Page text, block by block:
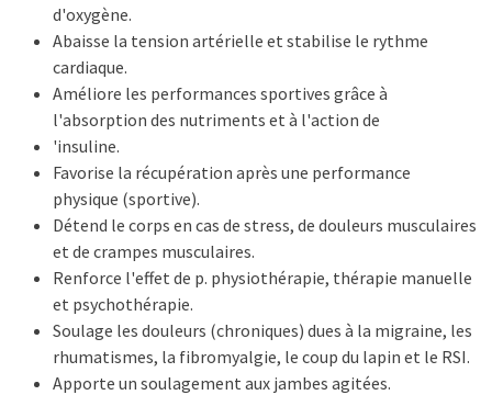
d'oxygène.
Abaisse la tension artérielle et stabilise le rythme
cardiaque.
Améliore les performances sportives grâce à
l'absorption des nutriments et à l'action de
'insuline.
Favorise la récupération après une performance
physique (sportive).
Détend le corps en cas de stress, de douleurs musculaires
et de crampes musculaires.
Renforce l'effet de p. physiothérapie, thérapie manuelle
et psychothérapie.
Soulage les douleurs (chroniques) dues à la migraine, les
rhumatismes, la fibromyalgie, le coup du lapin et le RSI.
Apporte un soulagement aux jambes agitées.